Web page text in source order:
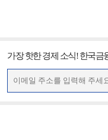
가장 핫한 경제 소식! 한국금